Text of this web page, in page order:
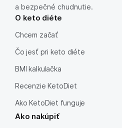
a bezpečné chudnutie.
O keto diéte
Chcem začať
Čo jesť pri keto diéte
BMI kalkulačka
Recenzie KetoDiet
Ako KetoDiet funguje
Ako nakúpiť